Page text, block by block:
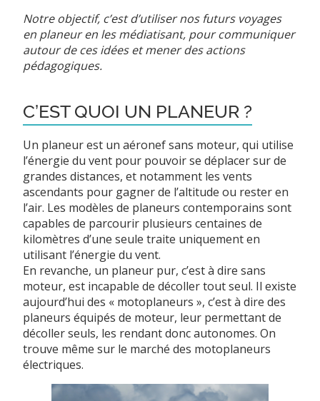
Notre objectif, c’est d’utiliser nos futurs voyages
en planeur en les médiatisant, pour communiquer
autour de ces idées et mener des actions
pédagogiques.
C’EST QUOI UN PLANEUR ?
Un planeur est un aéronef sans moteur, qui utilise
l’énergie du vent pour pouvoir se déplacer sur de
grandes distances, et notamment les vents
ascendants pour gagner de l’altitude ou rester en
l’air. Les modèles de planeurs contemporains sont
capables de parcourir plusieurs centaines de
kilomètres d’une seule traite uniquement en
utilisant l’énergie du vent.
En revanche, un planeur pur, c’est à dire sans
moteur, est incapable de décoller tout seul. Il existe
aujourd’hui des « motoplaneurs », c’est à dire des
planeurs équipés de moteur, leur permettant de
décoller seuls, les rendant donc autonomes. On
trouve même sur le marché des motoplaneurs
électriques.